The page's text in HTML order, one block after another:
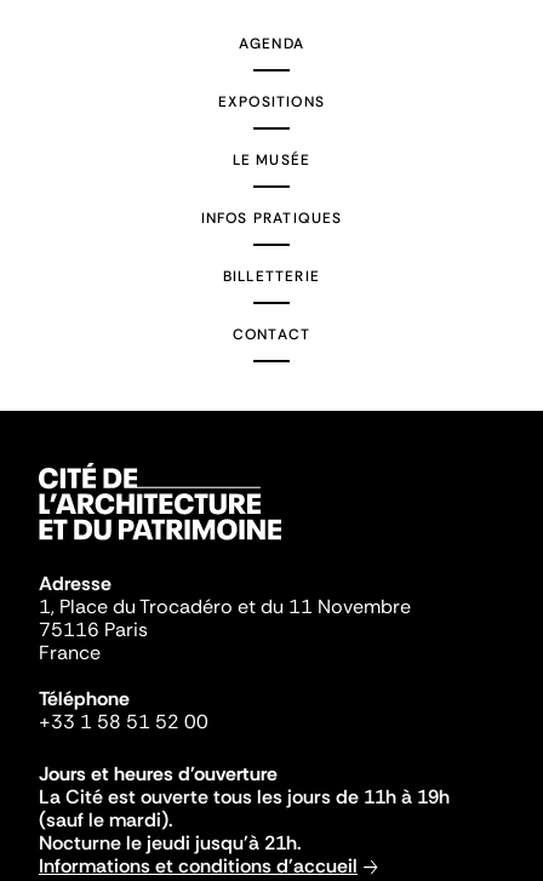
AGENDA
EXPOSITIONS
LE MUSÉE
INFOS PRATIQUES
BILLETTERIE
CONTACT
Adresse
1, Place du Trocadéro et du 11 Novembre
75116 Paris
France
Téléphone
+33 1 58 51 52 00
Jours et heures d'ouverture
La Cité est ouverte tous les jours de 11h à 19h
(sauf le mardi).
Nocturne le jeudi jusqu'à 21h.
Informations et conditions d'accueil